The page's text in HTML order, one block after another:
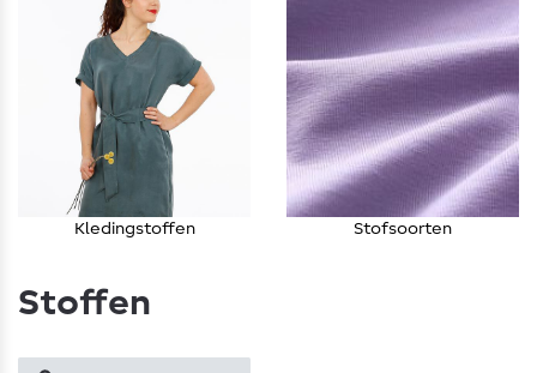
Kledingstoffen Stofsoorten
Stoffen